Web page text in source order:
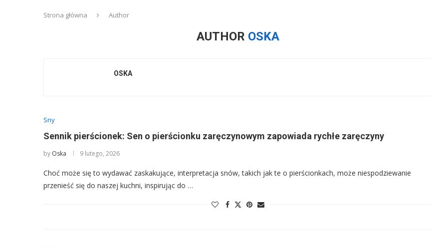
Strona główna Author
AUTHOR OSKA
OSKA
Sny
Sennik pierścionek: Sen o pierścionku zaręczynowym zapowiada rychłe zaręczyny
by Oska 9 lutego, 2026
Choć może się to wydawać zaskakujące, interpretacja snów, takich jak te o pierścionkach, może niespodziewanie
przenieść się do naszej kuchni, inspirując do …